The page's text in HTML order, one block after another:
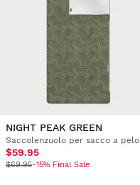
NIGHT PEAK GREEN
Saccolenzuolo per sacco a pelo
$59.95
$69.95-15% Final Sale